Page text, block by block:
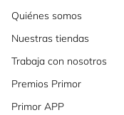
Quiénes somos
Nuestras tiendas
Trabaja con nosotros
Premios Primor
Primor APP